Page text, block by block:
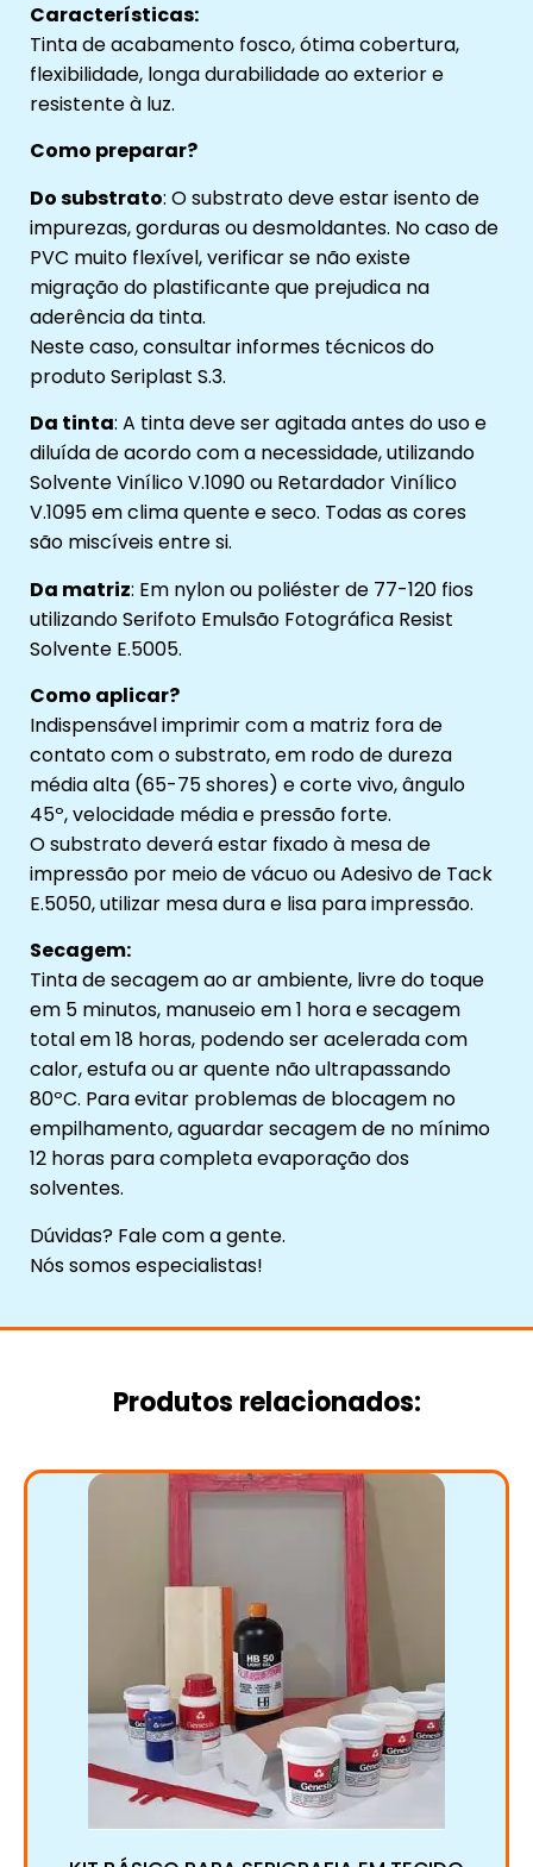
Características:
Tinta de acabamento fosco, ótima cobertura,
flexibilidade, longa durabilidade ao exterior e
resistente à luz.
Como preparar?
Do substrato: O substrato deve estar isento de
impurezas, gorduras ou desmoldantes. No caso de
PVC muito flexível, verificar se não existe
migração do plastificante que prejudica na
aderência da tinta.
Neste caso, consultar informes técnicos do
produto Seriplast S.3.
Da tinta: A tinta deve ser agitada antes do uso e
diluída de acordo com a necessidade, utilizando
Solvente Vinílico V.1090 ou Retardador Vinílico
V.1095 em clima quente e seco. Todas as cores
são miscíveis entre si.
Da matriz: Em nylon ou poliéster de 77-120 fios
utilizando Serifoto Emulsão Fotográfica Resist
Solvente E.5005.
Como aplicar?
Indispensável imprimir com a matriz fora de
contato com o substrato, em rodo de dureza
média alta (65-75 shores) e corte vivo, ângulo
45º, velocidade média e pressão forte.
O substrato deverá estar fixado à mesa de
impressão por meio de vácuo ou Adesivo de Tack
E.5050, utilizar mesa dura e lisa para impressão.
Secagem:
Tinta de secagem ao ar ambiente, livre do toque
em 5 minutos, manuseio em 1 hora e secagem
total em 18 horas, podendo ser acelerada com
calor, estufa ou ar quente não ultrapassando
80ºC. Para evitar problemas de blocagem no
empilhamento, aguardar secagem de no mínimo
12 horas para completa evaporação dos
solventes.
Dúvidas? Fale com a gente.
Nós somos especialistas!
Produtos relacionados: